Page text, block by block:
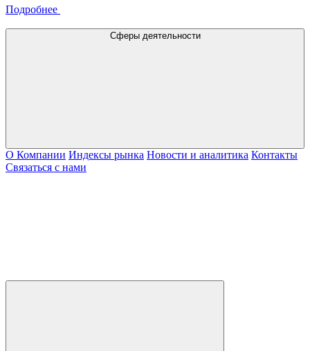
Подробнее
Сферы деятельности
О Компании Индексы рынка Новости и аналитика Контакты
Связаться с нами